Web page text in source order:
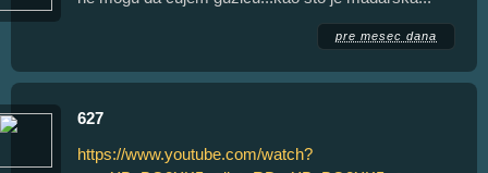
pre mesec dana
627
https://www.youtube.com/watch?